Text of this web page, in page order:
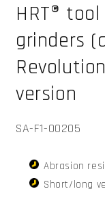
1
w
oknie
modalnym
HRT®
grinders
version
SKU:
SA-F1-00205
Abrasion
Short/long